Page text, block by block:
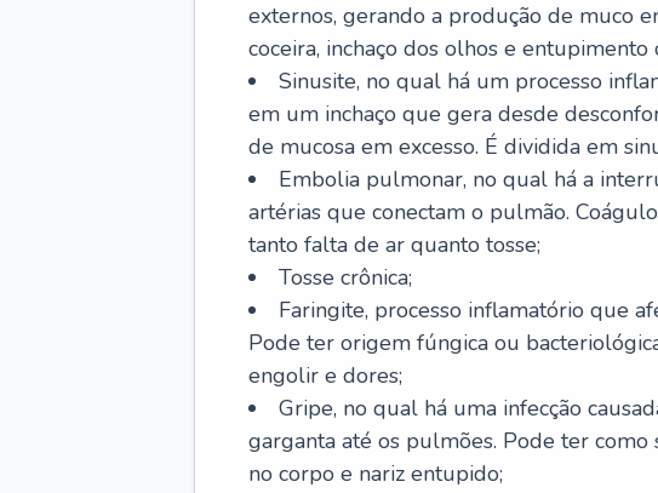
externos, gerando a produção de muco
coceira, inchaço dos olhos e entupimento
Sinusite, no qual há um processo
em um inchaço que gera desde
de mucosa em excesso. É dividida em
Embolia pulmonar, no qual há a
artérias que conectam o pulmão.
tanto falta de ar quanto tosse;
Tosse crônica;
Faringite, processo inflamatório que
Pode ter origem fúngica ou
engolir e dores;
Gripe, no qual há uma infecção
garganta até os pulmões. Pode ter
no corpo e nariz entupido;